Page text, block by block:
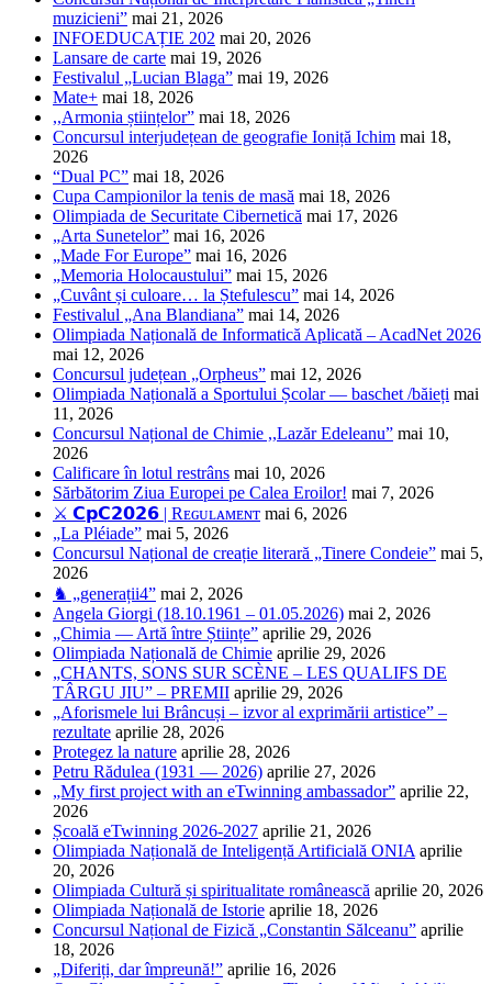
muzicieni” mai 21, 2026
INFOEDUCAȚIE 202 mai 20, 2026
Lansare de carte mai 19, 2026
Festivalul „Lucian Blaga” mai 19, 2026
Mate+ mai 18, 2026
,,Armonia științelor” mai 18, 2026
Concursul interjudețean de geografie Ioniță Ichim mai 18,
2026
“Dual PC” mai 18, 2026
Cupa Campionilor la tenis de masă mai 18, 2026
Olimpiada de Securitate Cibernetică mai 17, 2026
„Arta Sunetelor” mai 16, 2026
„Made For Europe” mai 16, 2026
„Memoria Holocaustului” mai 15, 2026
„Cuvânt și culoare… la Ștefulescu” mai 14, 2026
Festivalul „Ana Blandiana” mai 14, 2026
Olimpiada Națională de Informatică Aplicată – AcadNet 2026
mai 12, 2026
Concursul județean „Orpheus” mai 12, 2026
Olimpiada Națională a Sportului Școlar — baschet /băieți mai
11, 2026
Concursul Național de Chimie ,,Lazăr Edeleanu” mai 10,
2026
Calificare în lotul restrâns mai 10, 2026
Sărbătorim Ziua Europei pe Calea Eroilor! mai 7, 2026
⚔️ 𝗖𝗽𝗖𝟮𝟬𝟮𝟲 | Rᴇɢᴜʟᴀᴍᴇɴᴛ mai 6, 2026
„La Pléiade” mai 5, 2026
Concursul Național de creație literară „Tinere Condeie” mai 5,
2026
♞ „generații4” mai 2, 2026
Angela Giorgi (18.10.1961 – 01.05.2026) mai 2, 2026
„Chimia — Artă între Științe” aprilie 29, 2026
Olimpiada Națională de Chimie aprilie 29, 2026
„CHANTS, SONS SUR SCÈNE – LES QUALIFS DE
TÂRGU JIU” – PREMII aprilie 29, 2026
„Aforismele lui Brâncuși – izvor al exprimării artistice” –
rezultate aprilie 28, 2026
Protegez la nature aprilie 28, 2026
Petru Rădulea (1931 — 2026) aprilie 27, 2026
„My first project with an eTwinning ambassador” aprilie 22,
2026
Școală eTwinning 2026-2027 aprilie 21, 2026
Olimpiada Națională de Inteligență Artificială ONIA aprilie
20, 2026
Olimpiada Cultură și spiritualitate românească aprilie 20, 2026
Olimpiada Națională de Istorie aprilie 18, 2026
Concursul Național de Fizică „Constantin Sălceanu” aprilie
18, 2026
„Diferiți, dar împreună!” aprilie 16, 2026